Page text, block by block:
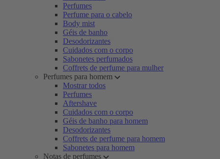
Perfumes
Perfume para o cabelo
Body mist
Géis de banho
Desodorizantes
Cuidados com o corpo
Sabonetes perfumados
Coffrets de perfume para mulher
Perfumes para homem
Mostrar todos
Perfumes
Aftershave
Cuidados com o corpo
Géis de banho para homem
Desodorizantes
Coffrets de perfume para homem
Sabonetes para homem
Notas de perfumes